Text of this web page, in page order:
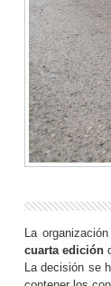
La
cuarta edición
La decisión se